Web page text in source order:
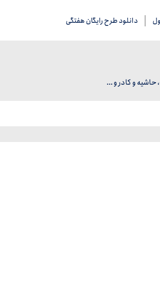
دانلود طرح رایگان هفتگی
و کادر و ...